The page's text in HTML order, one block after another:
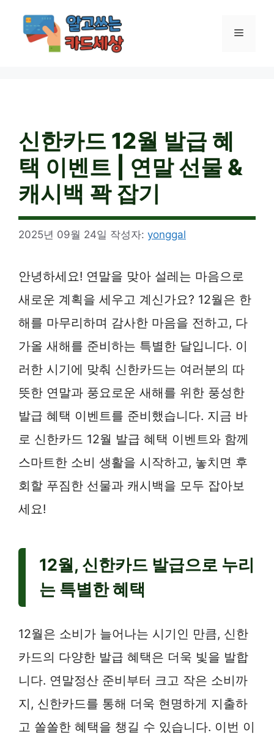
메
신한카드 12월 발급 혜
택 이벤트 | 연말 선물 &
캐시백 꽉 잡기
2025년 09월 24일 작성자: yonggal
안녕하세요! 연말을 맞아 설레는 마음으로
새로운 계획을 세우고 계신가요? 12월은 한
해를 마무리하며 감사한 마음을 전하고, 다
가올 새해를 준비하는 특별한 달입니다. 이
러한 시기에 맞춰 신한카드는 여러분의 따
뜻한 연말과 풍요로운 새해를 위한 풍성한
발급 혜택 이벤트를 준비했습니다. 지금 바
로 신한카드 12월 발급 혜택 이벤트와 함께
스마트한 소비 생활을 시작하고, 놓치면 후
회할 푸짐한 선물과 캐시백을 모두 잡아보
세요!
12월, 신한카드 발급으로 누리
는 특별한 혜택
12월은 소비가 늘어나는 시기인 만큼, 신한
카드의 다양한 발급 혜택은 더욱 빛을 발합
니다. 연말정산 준비부터 크고 작은 소비까
지, 신한카드를 통해 더욱 현명하게 지출하
고 쏠쏠한 혜택을 챙길 수 있습니다. 이번 이